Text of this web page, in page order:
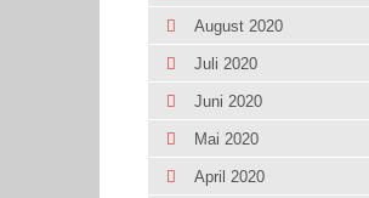
August 2020
Juli 2020
Juni 2020
Mai 2020
April 2020